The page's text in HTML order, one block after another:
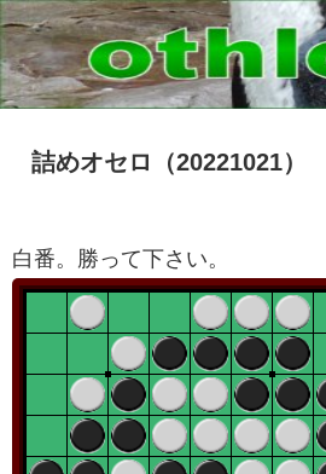
詰めオセロ（20221021）
白番。勝って下さい。